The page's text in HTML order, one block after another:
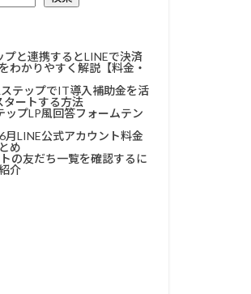
プと連携するとLINEで決済
わかりやすく解説【料金・
ステップでIT導入補助金を活
ートする方法
ップLP風回答フォームテン
月LINE公式アカウント料金
め
の友だち一覧を確認するに
介